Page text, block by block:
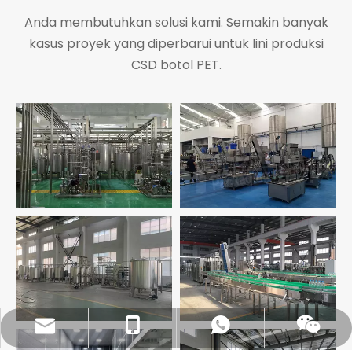
Anda membutuhkan solusi kami. Semakin banyak
kasus proyek yang diperbarui untuk lini produksi
CSD botol PET.
sales@pestopack.com
0086- 18151995436
Ada apa
Wechat wechat